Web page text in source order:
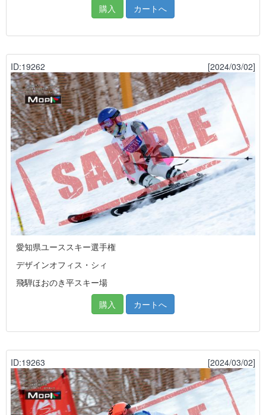
購入 カートへ
ID:19262 [2024/03/02]
愛知県ユーススキー選手権
デザインオフィス・シィ
飛騨ほおのき平スキー場
購入
カートへ
ID:19263 [2024/03/02]